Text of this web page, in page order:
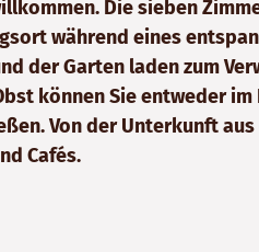
Die sieben
während eines
der Garten laden zum
können Sie entweder
Von der Unterkunft
Cafés.